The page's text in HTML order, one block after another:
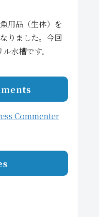
用品（生体）を
りました。今回
水槽です。
Commenter